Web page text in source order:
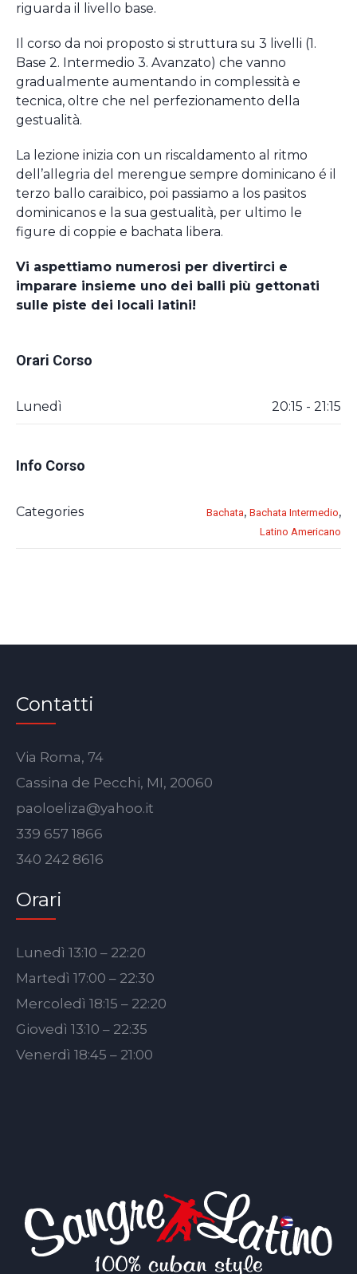
riguarda il livello base.
Il corso da noi proposto si struttura su 3 livelli (1.
Base 2. Intermedio 3. Avanzato) che vanno
gradualmente aumentando in complessità e
tecnica, oltre che nel perfezionamento della
gestualità.
La lezione inizia con un riscaldamento al ritmo
dell’allegria del merengue sempre dominicano é il
terzo ballo caraibico, poi passiamo a los pasitos
dominicanos e la sua gestualità, per ultimo le
figure di coppie e bachata libera.
Vi aspettiamo numerosi per divertirci e
imparare insieme uno dei balli più gettonati
sulle piste dei locali latini!
Orari Corso
Lunedì 20:15 - 21:15
Info Corso
Categories Bachata, Bachata Intermedio,
Latino Americano
Contatti
Via Roma, 74
Cassina de Pecchi, MI, 20060
paoloeliza@yahoo.it
339 657 1866
340 242 8616
Orari
Lunedì 13:10 – 22:20
Martedì 17:00 – 22:30
Mercoledì 18:15 – 22:20
Giovedì 13:10 – 22:35
Venerdì 18:45 – 21:00